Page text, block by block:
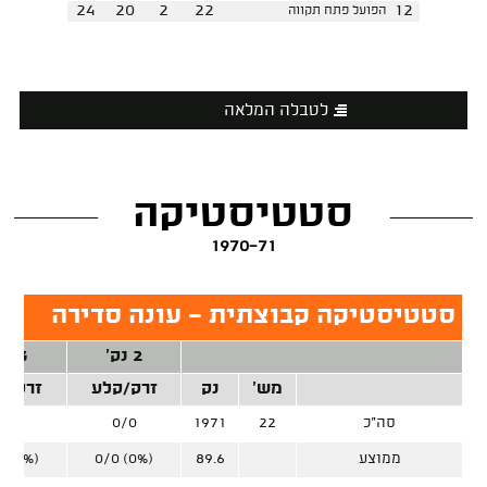
24
20 2 22 הפועל פתח תקווה 12
לטבלה המלאה
סטטיסטיקה
1970-71
סטטיסטיקה קבוצתית - עונה סדירה
2 נק'
3 נק'
מש'
נק זרק/קלע זרק/
סה"כ 22
1971
0/0
ממוצע 89.6
0/0 (0%)
(0%)